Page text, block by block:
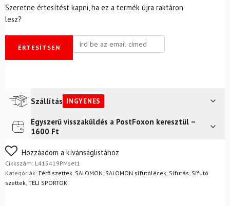
Szeretne értesítést kapni, ha ez a termék újra raktáron
lesz?
ÉRTESÍTSEN
Szállítás INGYENES
Futár a címreIngyenes
Egyszerű visszaküldés a PostFoxon keresztül –
1600 Ft
Nem biztos a választásában? Semmi gond – a terméket
egyszerűen visszaküldheti 14 napon belül, indoklás nélkül.
Mik a visszaküldés feltételei?
Hozzáadom a kívánságlistához
Cikkszám: L415419PMset1
Kategóriák: Férfi szettek, SALOMON, SALOMON sífutólécek, Sífutás, Sífutó
szettek, TÉLI SPORTOK